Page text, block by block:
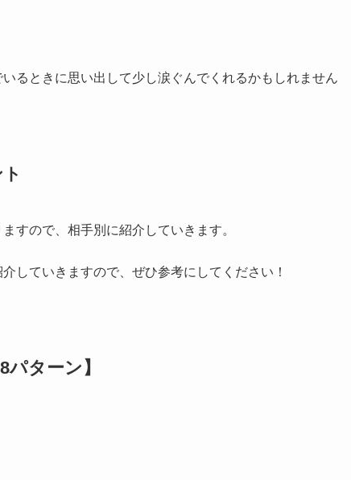
るときに思い出して少し涙ぐんでくれるかもしれません
すので、相手別に紹介していきます。
していきますので、ぜひ参考にしてください！
ターン】